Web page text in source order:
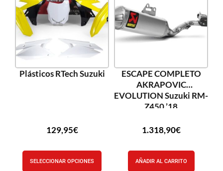
Plásticos RTech Suzuki
129,95€
SELECCIONAR OPCIONES
ESCAPE COMPLETO
AKRAPOVIC
EVOLUTION Suzuki RM-
Z450 ’18
1.318,90€
AÑADIR AL CARRITO